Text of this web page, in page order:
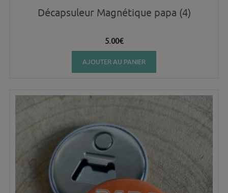
Décapsuleur Magnétique papa (4)
5.00€
AJOUTER AU PANIER